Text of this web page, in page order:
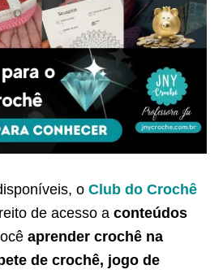
o Club do Crochê
de acesso a conteúdos
aprender crochê na
de crochê, jogo de